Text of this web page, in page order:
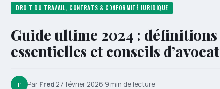
DROIT DU TRAVAIL, CONTRATS & CONFORMITÉ JURIDIQUE
Guide ultime 2024 :
essentielles et conseils d’avocat
F Par Fred·27 février 2026·9 min de lecture